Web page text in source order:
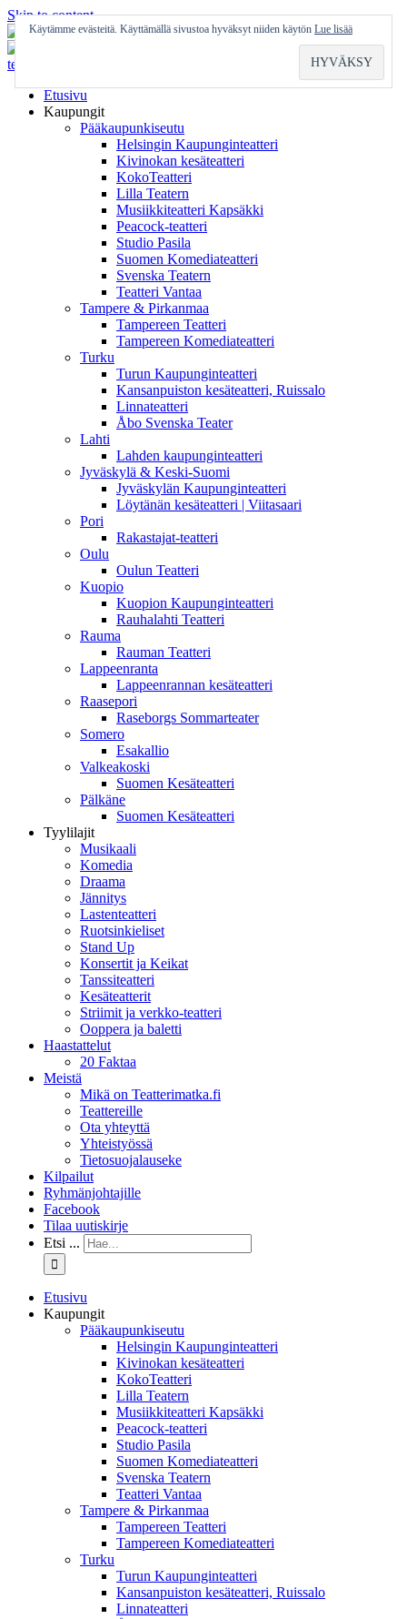
Skip to content
Etusivu
Kaupungit
Pääkaupunkiseutu
Helsingin Kaupunginteatteri
Kivinokan kesäteatteri
KokoTeatteri
Lilla Teatern
Musiikkiteatteri Kapsäkki
Peacock-teatteri
Studio Pasila
Suomen Komediateatteri
Svenska Teatern
Teatteri Vantaa
Tampere & Pirkanmaa
Tampereen Teatteri
Tampereen Komediateatteri
Turku
Turun Kaupunginteatteri
Kansanpuiston kesäteatteri, Ruissalo
Linnateatteri
Åbo Svenska Teater
Lahti
Lahden kaupunginteatteri
Jyväskylä & Keski-Suomi
Jyväskylän Kaupunginteatteri
Löytänän kesäteatteri | Viitasaari
Pori
Rakastajat-teatteri
Oulu
Oulun Teatteri
Kuopio
Kuopion Kaupunginteatteri
Rauhalahti Teatteri
Rauma
Rauman Teatteri
Lappeenranta
Lappeenrannan kesäteatteri
Raasepori
Raseborgs Sommarteater
Somero
Esakallio
Valkeakoski
Suomen Kesäteatteri
Pälkäne
Suomen Kesäteatteri
Tyylilajit
Musikaali
Komedia
Draama
Jännitys
Lastenteatteri
Ruotsinkieliset
Stand Up
Konsertit ja Keikat
Tanssiteatteri
Kesäteatterit
Striimit ja verkko-teatteri
Ooppera ja baletti
Haastattelut
20 Faktaa
Meistä
Mikä on Teatterimatka.fi
Teattereille
Ota yhteyttä
Yhteistyössä
Tietosuojalauseke
Kilpailut
Ryhmänjohtajille
Facebook
Tilaa uutiskirje
Etsi ...
Etusivu
Kaupungit
Pääkaupunkiseutu
Helsingin Kaupunginteatteri
Kivinokan kesäteatteri
KokoTeatteri
Lilla Teatern
Musiikkiteatteri Kapsäkki
Peacock-teatteri
Studio Pasila
Suomen Komediateatteri
Svenska Teatern
Teatteri Vantaa
Tampere & Pirkanmaa
Tampereen Teatteri
Tampereen Komediateatteri
Turku
Turun Kaupunginteatteri
Kansanpuiston kesäteatteri, Ruissalo
Linnateatteri
Käytämme evästeitä. Käyttämällä sivustoa hyväksyt niiden käytön Lue lisää